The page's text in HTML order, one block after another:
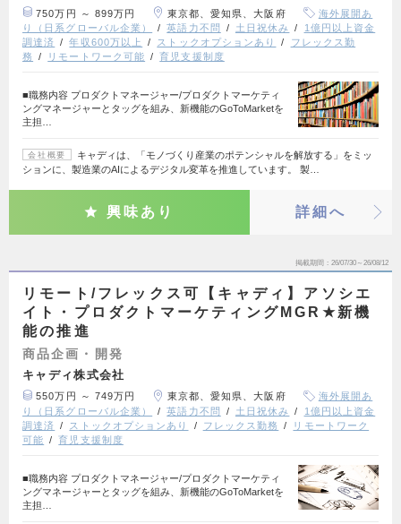
750万円 ～ 899万円 東京都、愛知県、大阪府
海外展開あ
り（日系グローバル企業）
英語力不問 土日祝休み
1億円以上資金
調達済
年収600万以上 ストックオプションあり
フレックス勤
務
リモートワーク可能 育児支援制度
■職務内容 プロダクトマネージャー/プロダクトマーケティ
ングマネージャーとタッグを組み、新機能のGoToMarketを
主担…
会社概要
キャディは、「モノづくり産業のポテンシャルを解放する」をミッ
ションに、製造業のAIによるデジタル変革を推進しています。 製…
興味あり 詳細へ
掲載期間 26/07/30～26/08/12
リモート/フレックス可【キャディ】アソシエ
イト・プロダクトマーケティングMGR★新機
能の推進
商品企画・開発
キャディ株式会社
550万円 ～ 749万円 東京都、愛知県、大阪府
海外展開あ
り（日系グローバル企業）
英語力不問 土日祝休み
1億円以上資金
調達済
ストックオプションあり フレックス勤務
リモートワーク
可能
育児支援制度
■職務内容 プロダクトマネージャー/プロダクトマーケティ
ングマネージャーとタッグを組み、新機能のGoToMarketを
主担…